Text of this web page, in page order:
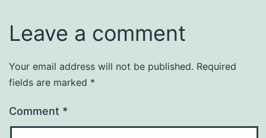
Leave a comment
Your email address will not be published. Required
fields are marked *
Comment *